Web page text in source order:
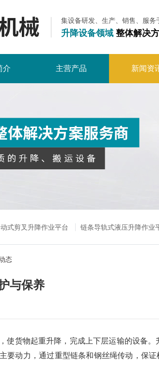
集设备研发、生产、销售、服务
升降设备领域 整体解决
介 主营产品 新闻资
式剪叉升降作业平台 链条导轨式液压升降作业
态
与保养
货物起重升降，完成上下层运输的设备。
要动力，通过重型链条和钢丝绳传动，保